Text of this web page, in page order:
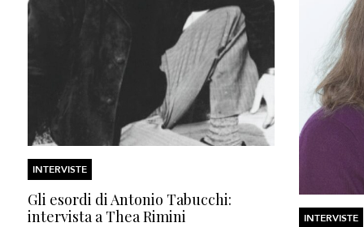
INTERVISTE
Gli esordi di Antonio Tabucchi:
intervista a Thea Rimini
INTERVISTE